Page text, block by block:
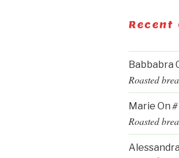
Recent
Babbabra
Roasted
Marie On
Roasted
Alessandra